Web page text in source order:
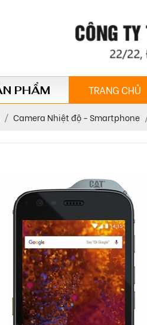
PHẨM TRANG CHỦ
Camera Nhiệt độ - Smartphone